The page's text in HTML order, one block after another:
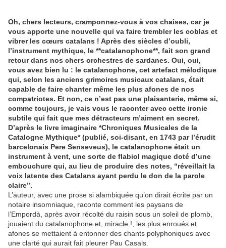
Oh, chers lecteurs, cramponnez-vous à vos chaises, car je
vous apporte une nouvelle qui va faire trembler les coblas et
vibrer les cœurs catalans ! Après des siècles d’oubli,
l’instrument mythique, le **catalanophone**, fait son grand
retour dans nos chers orchestres de sardanes. Oui, oui,
vous avez bien lu : le catalanophone, cet artefact mélodique
qui, selon les anciens grimoires musicaux catalans, était
capable de faire chanter même les plus afones de nos
compatriotes. Et non, ce n’est pas une plaisanterie, même si,
comme toujours, je vais vous le raconter avec cette ironie
subtile qui fait que mes détracteurs m’aiment en secret.
D’après le livre imaginaire *Chroniques Musicales de la
Catalogne Mythique* (publié, soi-disant, en 1743 par l’érudit
barcelonais Pere Senseveus), le catalanophone était un
instrument à vent, une sorte de flabiol magique doté d’une
embouchure qui, au lieu de produire des notes, “réveillait la
voix latente des Catalans ayant perdu le don de la parole
claire”.
L’auteur, avec une prose si alambiquée qu’on dirait écrite par un
notaire insomniaque, raconte comment les paysans de
l’Empordà, après avoir récolté du raisin sous un soleil de plomb,
jouaient du catalanophone et, miracle !, les plus enroués et
afones se mettaient à entonner des chants polyphoniques avec
une clarté qui aurait fait pleurer Pau Casals.